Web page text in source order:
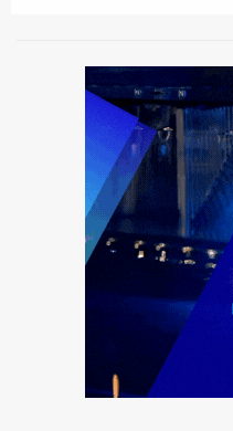
ΑΣΤΥΝΟΜΙΚΟ ΡΕΠΟΡΤΑΖ
ΟΜΑΔΕΣ ΕΛ.ΑΣ.